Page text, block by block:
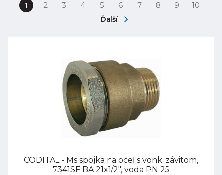
1 2 3 4 5 6 7 8 9 10
Ďalší
CODITAL - Ms spojka na oceľ s vonk. závitom,
7341SF BA 21x1/2", voda PN 25